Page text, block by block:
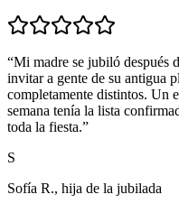
“Mi madre se jubiló después
invitar a gente de su antigua
completamente distintos. Un
semana tenía la lista
toda la fiesta.”
S
Sofía R., hija de la jubilada